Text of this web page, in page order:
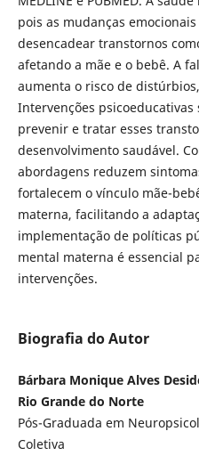
pois as mudanças
desencadear transtornos
afetando a mãe e o bebê. A
aumenta o risco de
Intervenções
prevenir e tratar esses
desenvolvimento saudável.
abordagens reduzem
fortalecem o vínculo mãe-
materna, facilitando a
implementação de políticas
mental materna é essencial
intervenções.
Biografia do Autor
Bárbara Monique Alves
Rio Grande do Norte
Pós-Graduada em
Coletiva